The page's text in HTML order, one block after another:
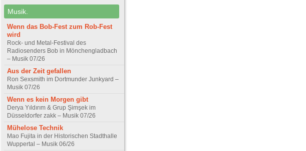
Musik.
Wenn das Bob-Fest zum Rob-Fest
wird
Rock- und Metal-Festival des
Radiosenders Bob in Mönchengladbach
– Musik 07/26
Aus der Zeit gefallen
Ron Sexsmith im Dortmunder Junkyard –
Musik 07/26
Wenn es kein Morgen gibt
Derya Yıldırım & Grup Şimşek im
Düsseldorfer zakk – Musik 07/26
Mühelose Technik
Mao Fujita in der Historischen Stadthalle
Wuppertal – Musik 06/26